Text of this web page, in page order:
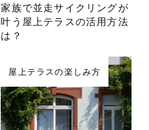
家族で並走サイクリングが
叶う屋上テラスの活用方法
は？
屋上テラスの楽しみ方